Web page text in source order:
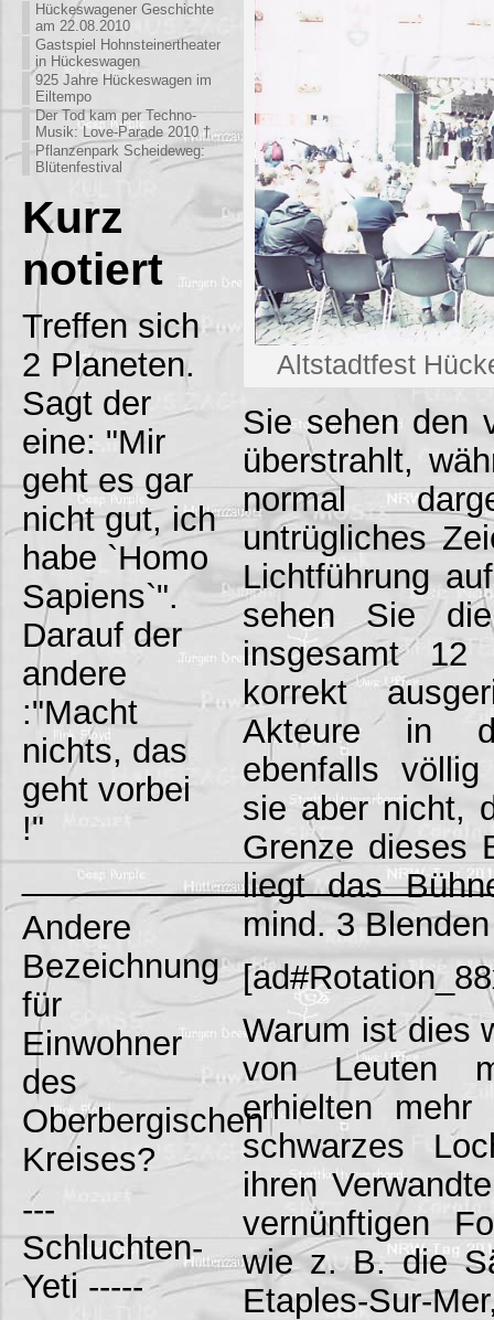
Hückeswagener Geschichte
am 22.08.2010
Gastspiel Hohnsteinertheater
in Hückeswagen
925 Jahre Hückeswagen im
Eiltempo
Der Tod kam per Techno-
Musik: Love-Parade 2010 †
Pflanzenpark Scheideweg:
Blütenfestival
Kurz
notiert
Treffen sich
2 Planeten.
Sagt der
eine: "Mir
geht es gar
nicht gut, ich
habe `Homo
Sapiens`".
Darauf der
andere
:"Macht
nichts, das
geht vorbei
!"
Andere
Bezeichnung
für
Einwohner
des
Oberbergischen
Kreises?
---
Schluchten-
Yeti -----
Altstadtfest
Sie sehen den
überstrahlt,
normal
untrügliches
Lichtführung
sehen Sie
insgesamt 12
korrekt
Akteure in
ebenfalls
sie aber nicht,
Grenze dieses
liegt das
mind. 3
Warum ist dies
von Leuten
erhielten
schwarzes
ihren
vernünftigen
wie z. B. die
Etaples-Sur-